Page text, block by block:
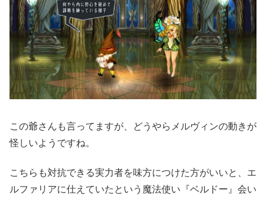
この爺さんも言ってますが、どうやらメルヴィンの動きが
怪しいようですね。
こちらも対抗できる実力者を味方につけた方がいいと、エ
ルファリアに仕えていたという魔法使い『ベルドー』会い